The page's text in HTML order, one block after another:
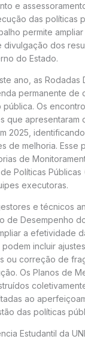
e
das políticas
permite
divulgação dos
do Estado.
ano, as Rodadas
permanente de
Os
que apresentaram
2025, identificando
de melhoria. Esse
de
Políticas Públicas
executoras.
e técnicos
de Desempenho
a efetividade
incluir
ou correção de
Os Planos de
ao
das políticas
Estudantil da